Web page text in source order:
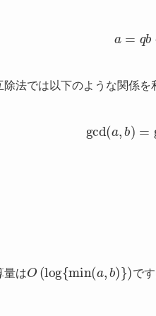
(1) =q
法では以下のような関係を
(2)gcd (a,
量は
O log min a )} )
です